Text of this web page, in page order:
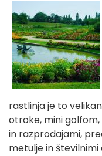
rastlinja je to
otroke, mini golfom,
in razprodajami,
metulje in številnimi